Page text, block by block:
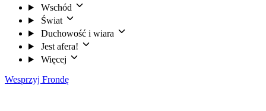
Wschód
Świat
Duchowość i wiara
Jest afera!
Więcej
Wesprzyj Frondę